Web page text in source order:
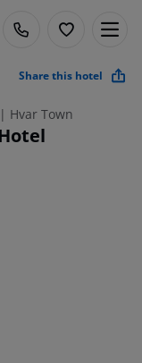
Share this hotel
Hvar Town